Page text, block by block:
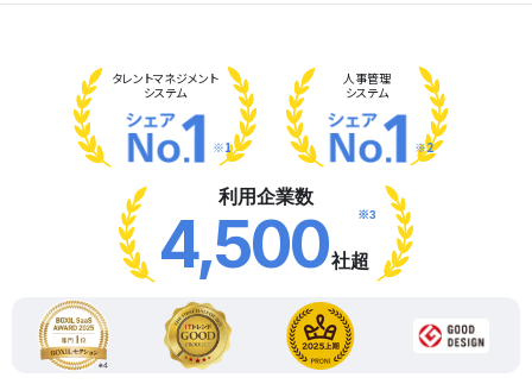
タレントマネジメント
システム
※1
人事管理
システム
※2
利用企業数
4,500社超
※3